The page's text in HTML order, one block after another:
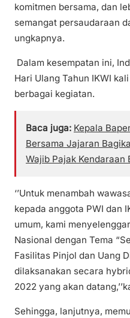
komitmen bersama, dan
semangat persaudaraan
ungkapnya.
Dalam kesempatan ini,
Hari Ulang Tahun IKWI
berbagai kegiatan.
Baca juga: Kepala
Bersama Jajaran
Wajib Pajak Kendaraan
‘’Untuk menambah
kepada anggota PWI dan
umum, kami
Nasional dengan Tema
Fasilitas Pinjol dan Uang
dilaksanakan secara
2022 yang akan
Sehingga, lanjutnya,